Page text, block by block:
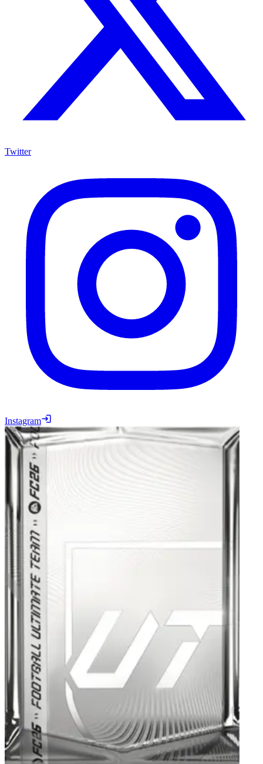
Twitter
Instagram